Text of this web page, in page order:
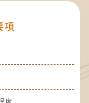
項